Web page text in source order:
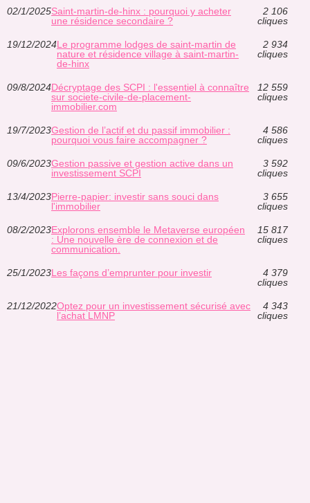
02/1/2025Saint-martin-de-hinx : pourquoi y acheter
une résidence secondaire ?
2 106
cliques
19/12/2024Le programme lodges de saint-martin de
nature et résidence village à saint-martin-
de-hinx
2 934
cliques
09/8/2024Décryptage des SCPI : l'essentiel à connaître
sur societe-civile-de-placement-
immobilier.com
12 559
cliques
19/7/2023Gestion de l’actif et du passif immobilier :
pourquoi vous faire accompagner ?
4 586
cliques
09/6/2023Gestion passive et gestion active dans un
investissement SCPI
3 592
cliques
13/4/2023Pierre-papier: investir sans souci dans
l'immobilier
3 655
cliques
08/2/2023Explorons ensemble le Metaverse européen
: Une nouvelle ère de connexion et de
communication.
15 817
cliques
25/1/2023Les façons d’emprunter pour investir
4 379
cliques
21/12/2022Optez pour un investissement sécurisé avec
l’achat LMNP
4 343
cliques